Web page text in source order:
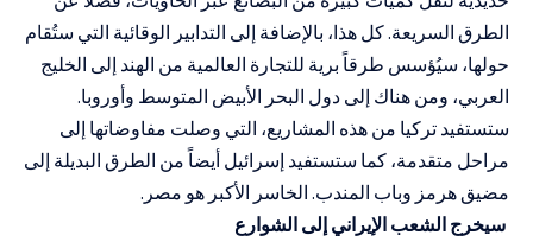
الطرق السريعة. كل هذا، بالإضافة إلى التدابير الوقائية التي ستُقام
حولها، سيُؤسس طرقاً برية للتجارة العالمية من الهند إلى الخليج
العربي، ومن هناك إلى دول البحر الأبيض المتوسط وأوروبا.
ستستفيد تركيا من هذه المشاريع، التي وصلت مفاوضاتها إلى
مراحل متقدمة، كما ستستفيد إسرائيل أيضاً من الطرق البديلة إلى
مضيق هرمز وباب المندب. الخاسر الأكبر هو مصر.
سيخرج الشعب الإيراني إلى الشوارع